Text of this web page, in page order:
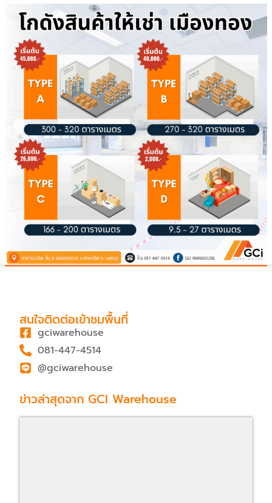
สนใจติดต่อเข้าชมพื้นที่
gciwarehouse
081-447-4514
@gciwarehouse
ข่าวล่าสุดจาก GCI Warehouse